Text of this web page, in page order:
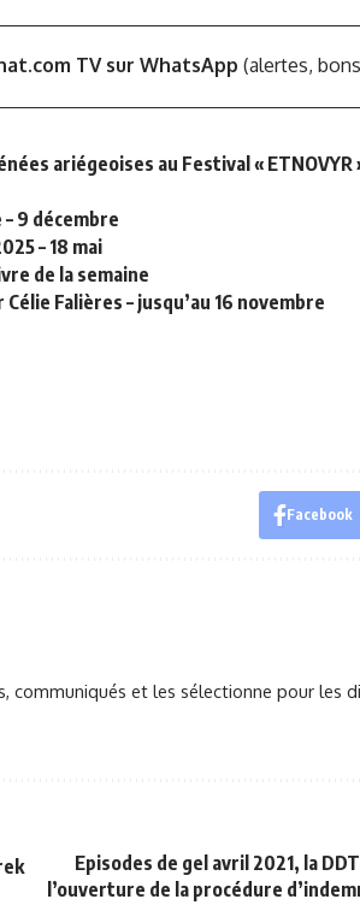
TV sur WhatsApp (alertes,
ariégeoises au Festival « ETNOVYR
9 décembre
– 18 mai
de la semaine
Falières – jusqu’au 16 novembre
Facebook
communiqués et les sélectionne pour les
Episodes de gel avril 2021, la
l’ouverture de la procédure